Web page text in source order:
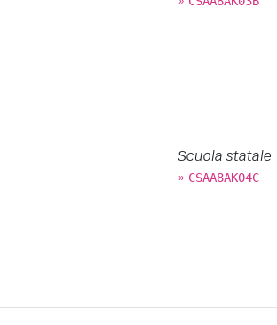
Scuola statale
» CSAA8AK04C